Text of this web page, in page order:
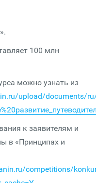
100 млн
можно узнать из
upload/documents/
к заявителям и
в «Принципах и
competitions/